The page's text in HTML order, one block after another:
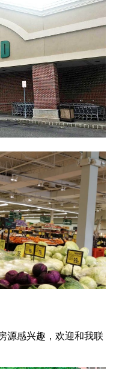
源感兴趣，欢迎和我联